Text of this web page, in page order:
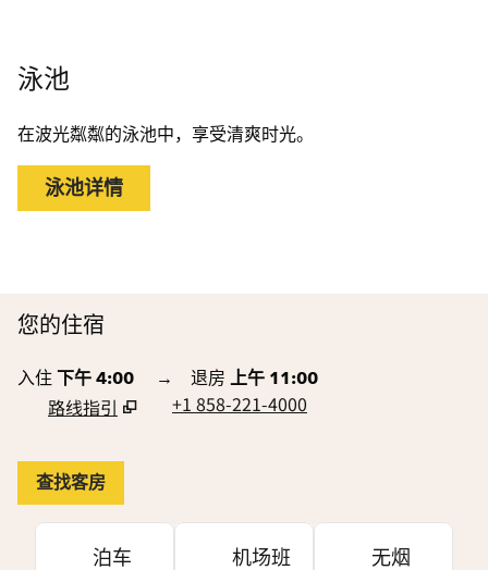
泳池
在波光粼粼的泳池中，享受清爽时光。
泳池详情
您的住宿
入住 下午 4:00 → 退房 上午 11:00
路线指引
+1 858-221-4000
查找客房
泊车
机场班
无烟